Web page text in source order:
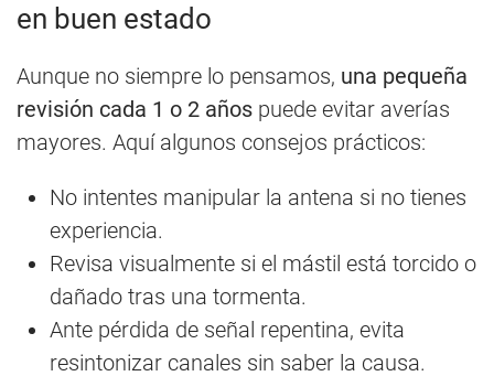
en buen estado
Aunque no siempre lo pensamos, una pequeña
revisión cada 1 o 2 años puede evitar averías
mayores. Aquí algunos consejos prácticos:
No intentes manipular la antena si no tienes
experiencia.
Revisa visualmente si el mástil está torcido o
dañado tras una tormenta.
Ante pérdida de señal repentina, evita
resintonizar canales sin saber la causa.